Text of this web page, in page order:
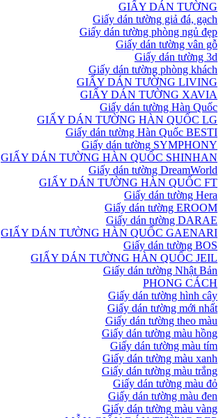
GIẤY DÁN TƯỜNG
Giấy dán tường giả đá, gạch
Giấy dán tường phòng ngủ đẹp
Giấy dán tường vân gỗ
Giấy dán tường 3d
Giấy dán tường phòng khách
GIẤY DÁN TƯỜNG LIVING
GIẤY DÁN TƯỜNG XAVIA
Giấy dán tường Hàn Quốc
GIẤY DÁN TƯỜNG HÀN QUỐC LG
Giấy dán tường Hàn Quốc BESTI
Giấy dán tường SYMPHONY
GIẤY DÁN TƯỜNG HÀN QUỐC SHINHAN
Giấy dán tường DreamWorld
GIẤY DÁN TƯỜNG HÀN QUỐC FT
Giấy dán tường Hera
Giấy dán tường EROOM
Giấy dán tường DARAE
GIẤY DÁN TƯỜNG HÀN QUỐC GAENARI
Giấy dán tường BOS
GIẤY DÁN TƯỜNG HÀN QUỐC JEIL
Giấy dán tường Nhật Bản
PHONG CÁCH
Giấy dán tường hình cây
Giấy dán tường mới nhất
Giấy dán tường theo màu
Giấy dán tường màu hồng
Giấy dán tường màu tím
Giấy dán tường màu xanh
Giấy dán tường màu trắng
Giấy dán tường màu đỏ
Giấy dán tường màu đen
Giấy dán tường màu vàng